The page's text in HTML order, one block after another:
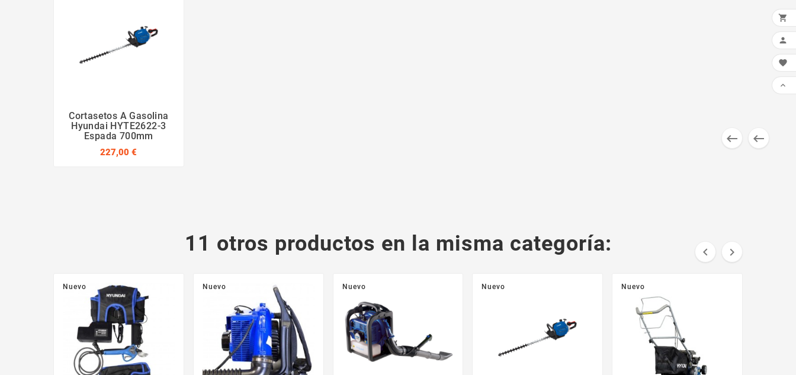
 
Cortasetos A Gasolina
Hyundai HYTE2622-3
Espada 700mm
227,00 €
11 otros productos en la misma categoría:  
Nuevo Nuevo Nuevo Nuevo Nuevo



